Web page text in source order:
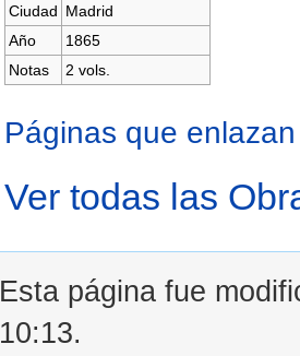
Ciudad Madrid
Año
1865
Notas
2 vols.
Páginas que
Ver todas las
Esta página fue
10:13.